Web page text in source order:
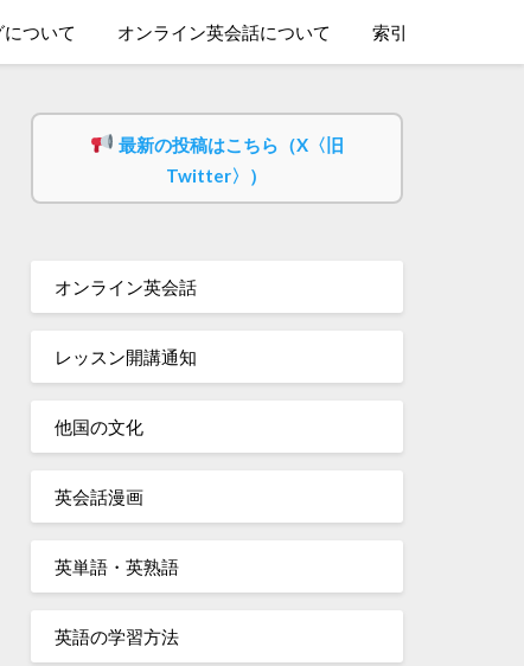
ついて オンライン英会話について 索引
最新の投稿はこちら（X〈旧
Twitter〉）
オンライン英会話
レッスン開講通知
他国の文化
英会話漫画
英単語・英熟語
英語の学習方法